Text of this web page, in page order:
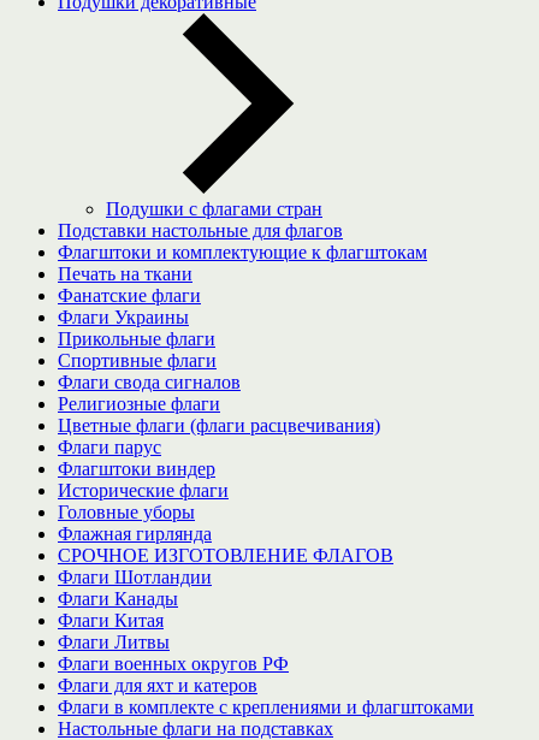
Подушки с флагами стран
Подставки настольные для флагов
Флагштоки и комплектующие к флагштокам
Печать на ткани
Фанатские флаги
Флаги Украины
Прикольные флаги
Спортивные флаги
Флаги свода сигналов
Религиозные флаги
Цветные флаги (флаги расцвечивания)
Флаги парус
Флагштоки виндер
Исторические флаги
Головные уборы
Флажная гирлянда
СРОЧНОЕ ИЗГОТОВЛЕНИЕ ФЛАГОВ
Флаги Шотландии
Флаги Канады
Флаги Китая
Флаги Литвы
Флаги военных округов РФ
Флаги для яхт и катеров
Флаги в комплекте с креплениями и флагштоками
Настольные флаги на подставках